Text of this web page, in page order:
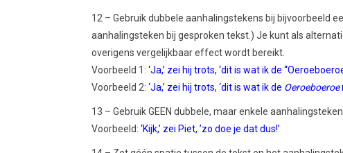
12 – Gebruik dubbele aanhalingstekens bij bijvoorbeeld
aanhalingsteken bij gesproken tekst.) Je kunt als
overigens vergelijkbaar effect wordt bereikt.
Voorbeeld 1: ‘Ja,’ zei hij trots, ‘dit is wat ik de
Voorbeeld 2: ‘Ja,’ zei hij trots, ‘dit is wat ik de Oeroeboeroe
13 – Gebruik GEEN dubbele, maar enkele
Voorbeeld: ‘Kijk,’ zei Piet, ’zo doe je dat dus!’